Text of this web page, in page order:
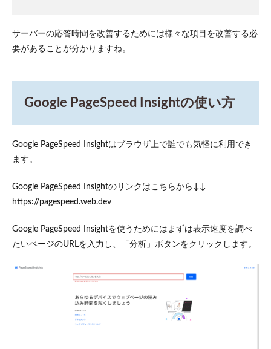
サーバーの応答時間を改善するためには様々な項目を改善する必
要があることが分かりますね。
Google PageSpeed Insightの使い方
Google PageSpeed Insightはブラウザ上で誰でも気軽に利用でき
ます。
Google PageSpeed Insightのリンクはこちらから↓↓
https://pagespeed.web.dev
Google PageSpeed Insightを使うためにはまずは表示速度を調べ
たいページのURLを入力し、「分析」ボタンをクリックします。